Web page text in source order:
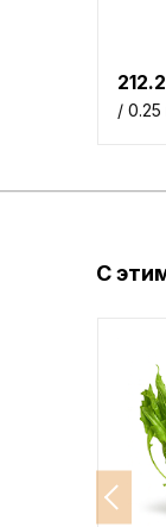
/ 0.25
С